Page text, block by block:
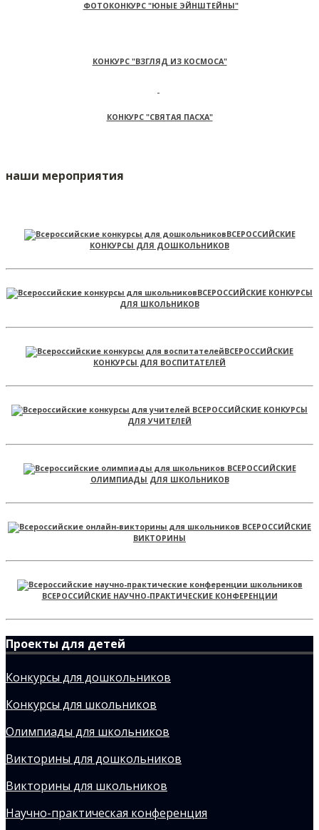
ФОТОКОНКУРС "ЮНЫЕ ЭЙНШТЕЙНЫ"
КОНКУРС "ВЗГЛЯД ИЗ КОСМОСА"
КОНКУРС "СВЯТАЯ ПАСХА"
наши мероприятия
ВСЕРОССИЙСКИЕ
КОНКУРСЫ ДЛЯ ДОШКОЛЬНИКОВ
ВСЕРОССИЙСКИЕ КОНКУРСЫ
ДЛЯ ШКОЛЬНИКОВ
ВСЕРОССИЙСКИЕ
КОНКУРСЫ ДЛЯ ВОСПИТАТЕЛЕЙ
ВСЕРОССИЙСКИЕ КОНКУРСЫ
ДЛЯ УЧИТЕЛЕЙ
ВСЕРОССИЙСКИЕ
ОЛИМПИАДЫ ДЛЯ ШКОЛЬНИКОВ
ВСЕРОССИЙСКИЕ
ВИКТОРИНЫ
ВСЕРОССИЙСКИЕ НАУЧНО-ПРАКТИЧЕСКИЕ КОНФЕРЕНЦИИ
Проекты для детей
Конкурсы для дошкольников
Конкурсы для школьников
Олимпиады для школьников
Викторины для дошкольников
Викторины для школьников
Научно-практическая конференция